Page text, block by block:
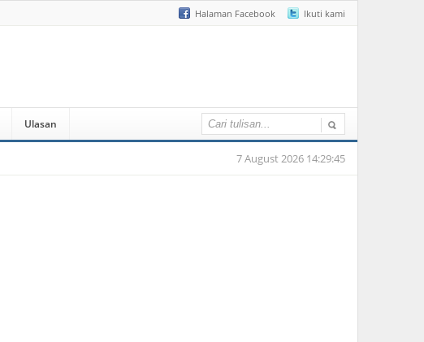
Halaman Facebook Ikuti kami
Ulasan
7 August 2026 14:29:45